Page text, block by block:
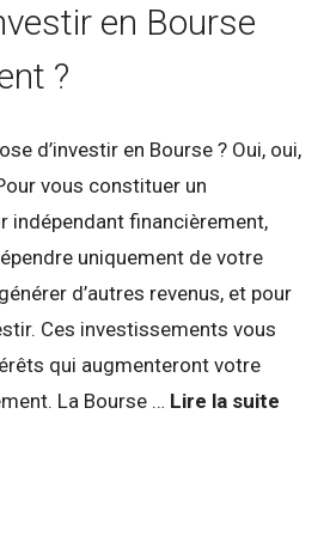
en Bourse
?
d’investir en Bourse ? Oui, oui,
vous constituer un
indépendant financièrement,
uniquement de votre
d’autres revenus, et pour
Ces investissements vous
qui augmenteront votre
La Bourse … Lire la suite